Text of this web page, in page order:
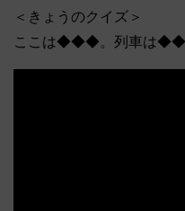
＜きょうのクイズ＞
ここは◆◆◆。列車は